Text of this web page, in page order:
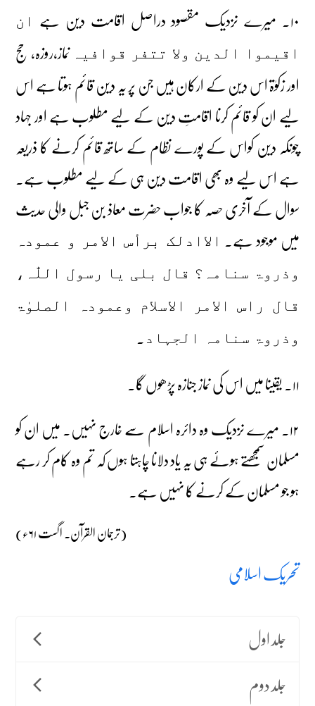
۱۰۔ میرے نزدیک مقصود دراصل اقامت دین ہے
ان
اقیموا الدین ولا تتفر قوافیہ نماز،روزہ، حج
اور زکوٰۃ اس دین کے ارکان ہیں جن پر یہ دین قائم ہوتا ہے اس
لیے ان کو قائم کرنا اقامتِ دین کے لیے مطلوب ہے اور جہاد
چونکہ دین کواس کے پورے نظام کے ساتھ قائم کرنے کا ذریعہ
ہے اس لیے وہ بھی اقامت دین ہی کے لیے مطلوب ہے۔
سوال کے آخری حصہ کا جواب حضرت معاذ بن جبل والی حدیث
میں موجود ہے۔ الاادلک برأس الامر و عمودہ
وذروۃ سنامہ؟ قال بلی یا رسول اللّٰہ،
قال راس الامر الاسلام وعمودہ الصلوٰۃ
وذروۃ سنامہ الجہاد ۔
۱۱۔ یقینا میں اس کی نماز جنازہ پڑھوں گا۔
۱۲۔ میرے نزدیک وہ دائرہ اسلام سے خارج نہیں۔ میں ان کو
مسلمان سمجھتے ہوئے ہی یہ یاد دلانا چاہتا ہوں کہ تم وہ کام کر رہے
ہو جو مسلمان کے کرنے کا نہیں ہے۔
(ترجمان القرآن۔ اگست ۶۱ء)
تحریک اسلامی
جلد اول
جلد دوم